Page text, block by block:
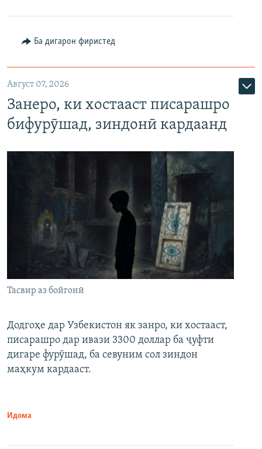
Ба дигарон фиристед
Август 07, 2026
Занеро, ки хостааст писарашро
бифурӯшад, зиндонӣ кардаанд
Тасвир аз бойгонӣ
Додгоҳе дар Узбекистон як занро, ки хостааст,
писарашро дар ивази 3300 доллар ба ҷуфти
дигаре фурӯшад, ба севуним сол зиндон
маҳкум кардааст.
Идома